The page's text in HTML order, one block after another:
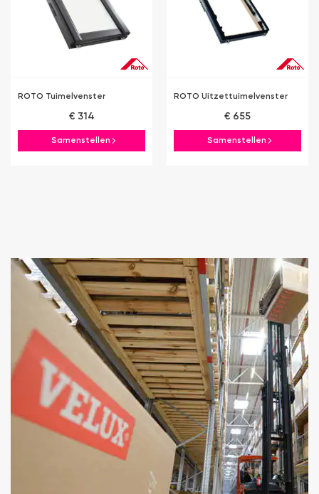
ROTO Tuimelvenster
€ 314
Samenstellen
ROTO Uitzettuimelvenster
€ 655
Samenstellen